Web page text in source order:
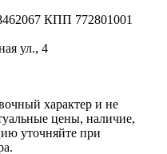
КПП 772801001
ул., 4
характер и не
цены, наличие,
уточняйте при